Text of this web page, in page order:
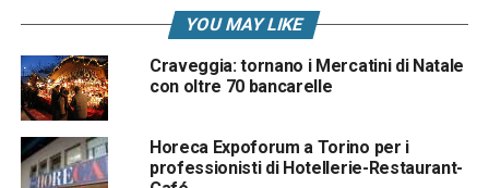
YOU MAY LIKE
Craveggia: tornano i Mercatini di Natale
con oltre 70 bancarelle
Horeca Expoforum a Torino per i
professionisti di Hotellerie-Restaurant-